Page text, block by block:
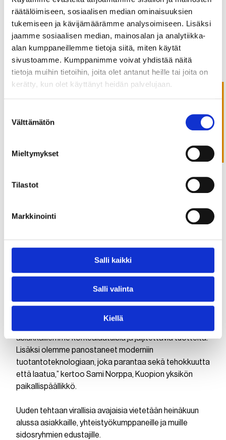
räätälöimiseen, sosiaalisen median ominaisuuksien
tukemiseen ja kävijämäärämme analysoimiseen. Lisäksi
jaamme sosiaalisen median, mainosalan ja analytiikka-
alan kumppaneillemme tietoja siitä, miten käytät
sivustoamme. Kumppanimme voivat yhdistää näitä
tietoja muihin tietoihin, joita olet antanut heille tai joita on
kerätty, kun olet käyttänyt heidän palvelujaan.
valinta
Välttämätön
Mieltymykset
Tilastot
Markkinointi
Salli kaikki
Salli valinta
Kiellä
rakennushanke on saatu vaiheeseen, että olemme
saaneet työkoneet käyntiin täydellä teholla.
Bevenic Oy:n uusi tehdas on tärkeä panostus Kuopion
alueen elinkeinoelämään, kotimaiseen valmistukseen
sekä huoltovarmuuden vahvistukseen. Modernit
tuotantotilat mahdollistavat entistä laajemmat palvelut
teknologiateollisuuden kehitykseen. Uudet tilat
tehokkuuden, joita asiakkaamme edellyttävät”, kertoo
Kestävä kehitys ja huipputeknologiaa hyödyntävä
paikalliseen valmistukseen. Uusi tehdas on suunniteltu
energiatehokkaaksi ja sen tuotantoprosessit
optimoidaan minimoimaan ympäristövaikutukset.
”Kotimainen tuotanto on meille ylpeydenaihe, ja uusi
asiakkaillemme korkealaatuisia ja jäljitettäviä tuotteita.
Lisäksi olemme panostaneet moderniin
tuotantoteknologiaan, joka parantaa sekä tehokkuutta
että laatua,” kertoo Sami Norppa, Kuopion yksikön
paikallispäällikkö.
Uuden tehtaan virallisia avajaisia vietetään heinäkuun
alussa asiakkaille, yhteistyökumppaneille ja muille
sidosryhmien edustajille.
Tilaa uutiskirje